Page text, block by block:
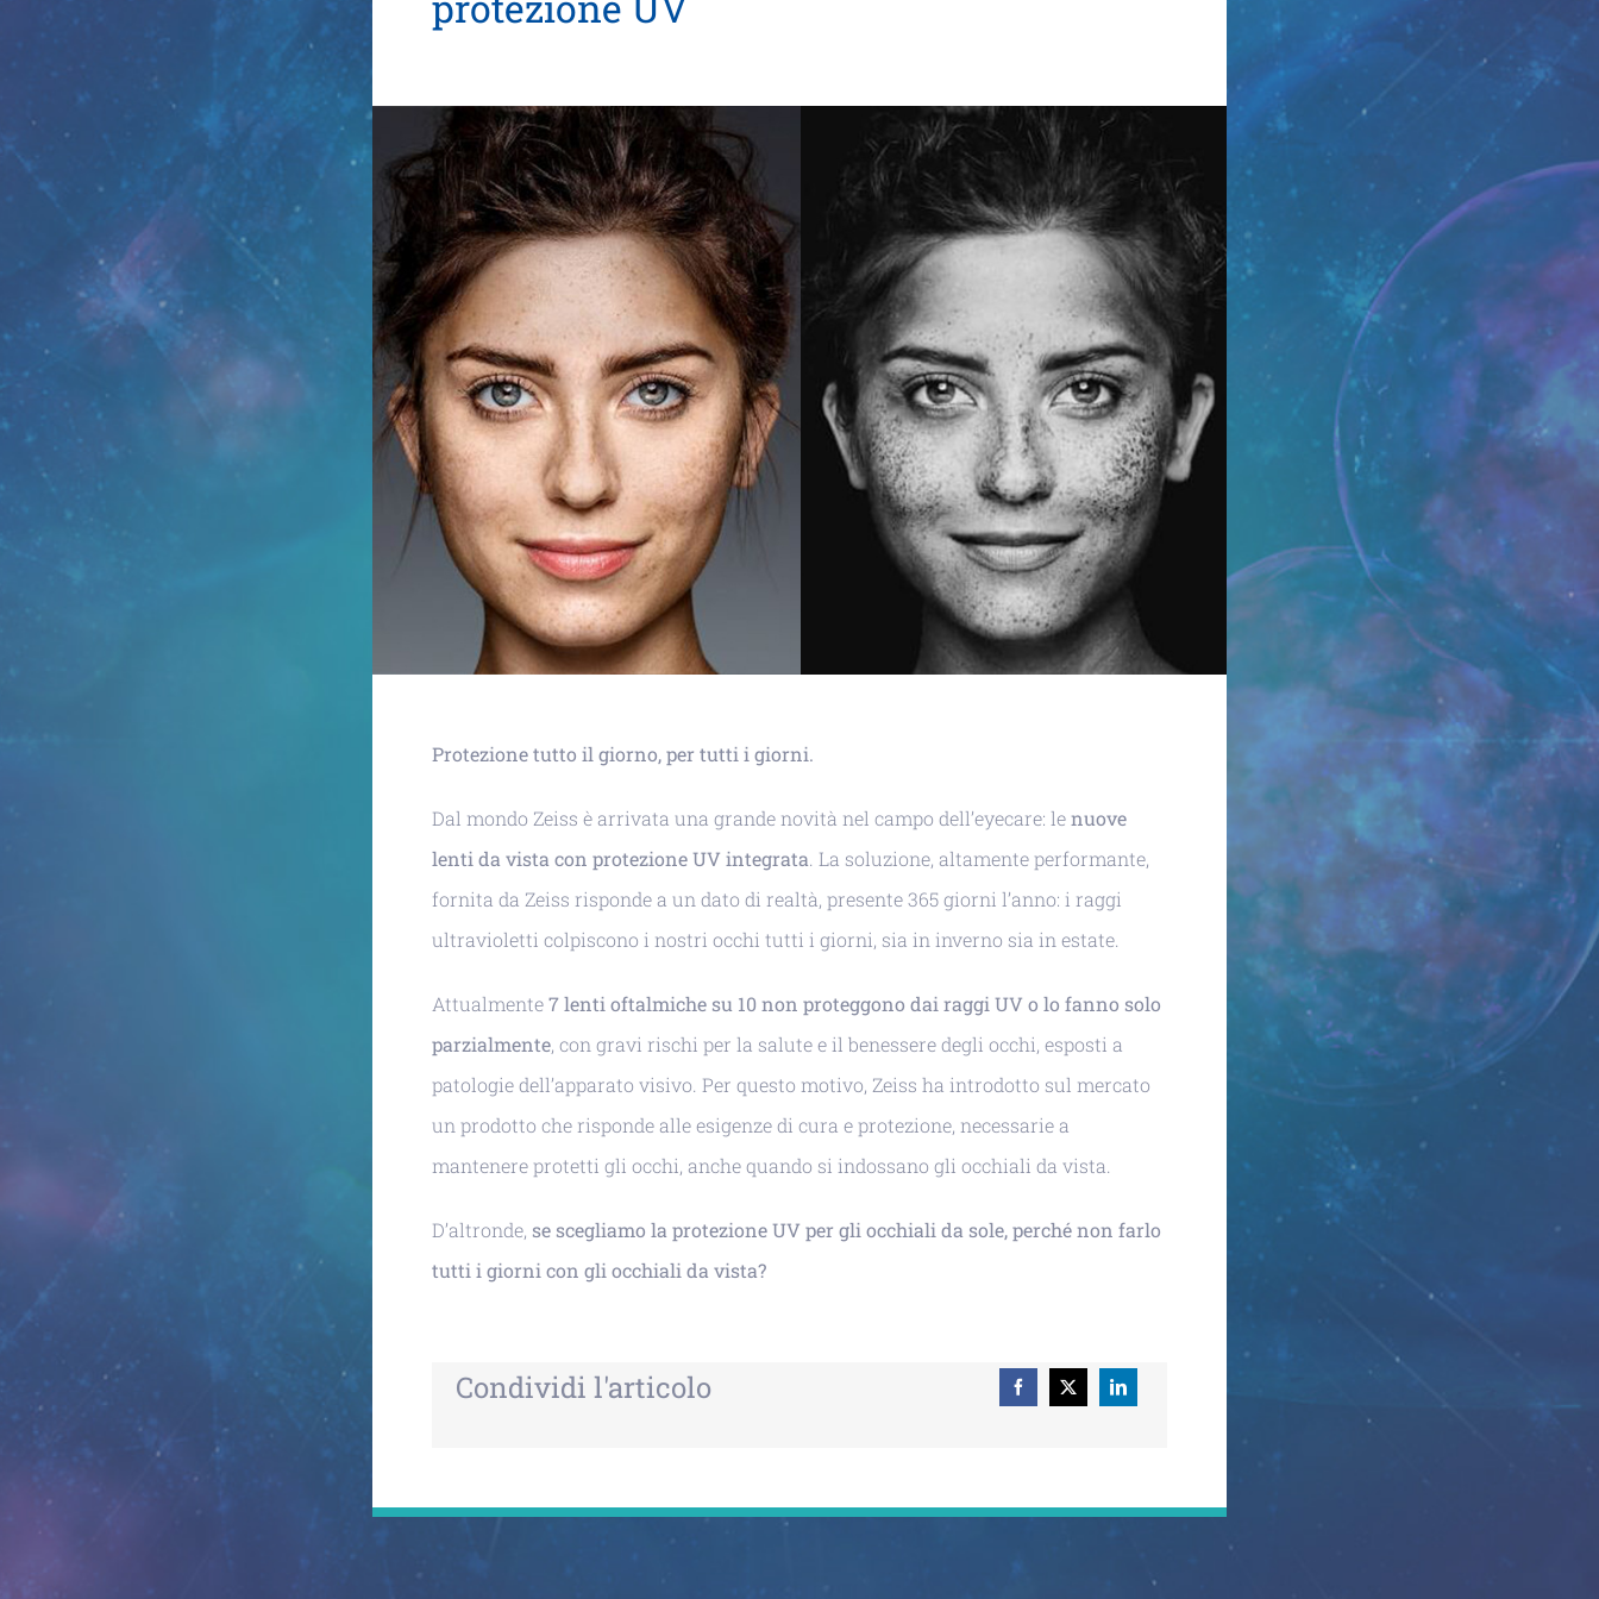
Protezione tutto il giorno, per tutti i giorni.
Dal mondo Zeiss è arrivata una grande novità nel campo dell’eyecare: lenuove
lenti da vista con protezione UV integrata. La soluzione, altamente performante,
fornita da Zeiss risponde a un dato di realtà, presente 365 giorni l’anno: i raggi
ultravioletti colpiscono i nostri occhi tutti i giorni, sia in inverno sia in estate.
Attualmente7 lenti oftalmiche su 10 non proteggono dai raggi UV o lo fanno solo
parzialmente, con gravi rischi per la salute e il benessere degli occhi, esposti a
patologie dell’apparato visivo. Per questo motivo, Zeiss ha introdotto sul mercato
un prodotto che risponde alle esigenze di cura e protezione, necessarie a
mantenere protetti gli occhi, anche quando si indossano gli occhiali da vista.
D’altronde, se scegliamo la protezione UV per gli occhiali da sole, perché non farlo
tutti i giorni con gli occhiali da vista?
Condividi l'articolo